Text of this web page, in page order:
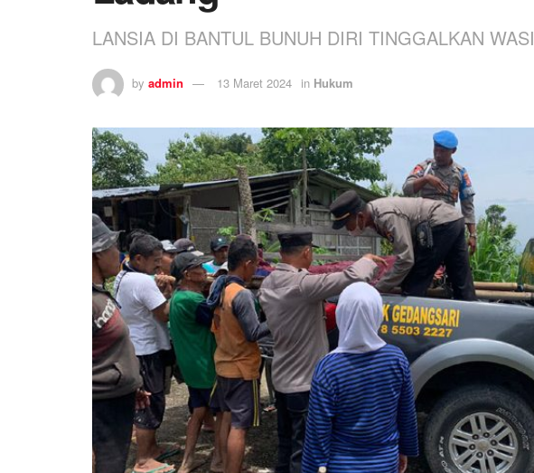
LANSIA DI BANTUL BUNUH DIRI TINGGALKAN
by admin 13 Maret 2024 in Hukum